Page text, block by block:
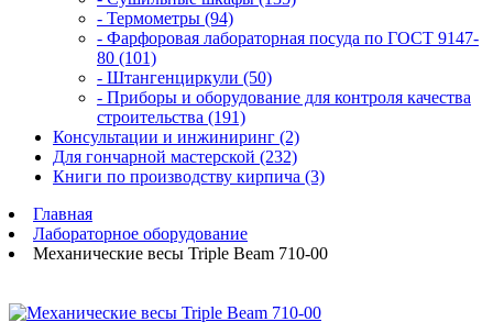
- Термометры (94)
- Фарфоровая лабораторная посуда по ГОСТ 9147-
80 (101)
- Штангенциркули (50)
- Приборы и оборудование для контроля качества
строительства (191)
Консультации и инжиниринг (2)
Для гончарной мастерской (232)
Книги по производству кирпича (3)
Главная
Лабораторное оборудование
Механические весы Triple Beam 710-00